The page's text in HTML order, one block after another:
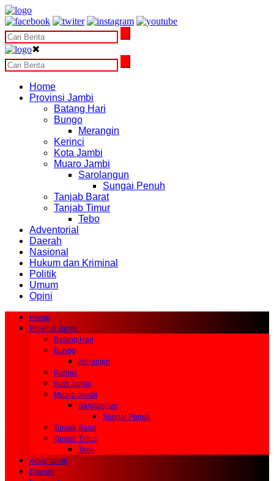
✖
Home
Provinsi Jambi
Batang Hari
Bungo
Merangin
Kerinci
Kota Jambi
Muaro Jambi
Sarolangun
Sungai Penuh
Tanjab Barat
Tanjab Timur
Tebo
Adventorial
Daerah
Nasional
Hukum dan Kriminal
Politik
Umum
Opini
Home
Provinsi Jambi
Batang Hari
Bungo
Merangin
Kerinci
Kota Jambi
Muaro Jambi
Sarolangun
Sungai Penuh
Tanjab Barat
Tanjab Timur
Tebo
Adventorial
Daerah